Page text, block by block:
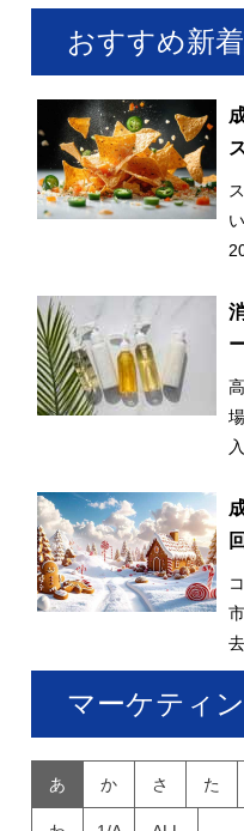
おすすめ新
マーケティ
あ か さ た